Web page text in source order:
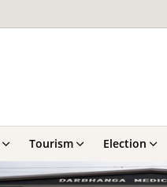
Tourism Election